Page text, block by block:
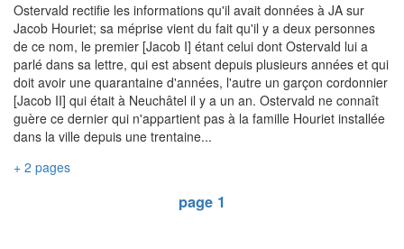
Ostervald rectifie les informations qu'il avait données à JA sur
Jacob Houriet; sa méprise vient du fait qu'il y a deux personnes
de ce nom, le premier [Jacob I] étant celui dont Ostervald lui a
parlé dans sa lettre, qui est absent depuis plusieurs années et qui
doit avoir une quarantaine d'années, l'autre un garçon cordonnier
[Jacob II] qui était à Neuchâtel il y a un an. Ostervald ne connaît
guère ce dernier qui n'appartient pas à la famille Houriet installée
dans la ville depuis une trentaine...
+ 2 pages
page 1